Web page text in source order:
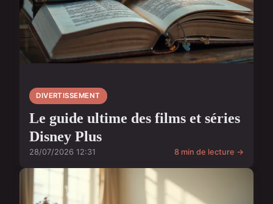
DIVERTISSEMENT
Le guide ultime des films et séries
Disney Plus
28/07/2026 12:31 8 min de lecture →